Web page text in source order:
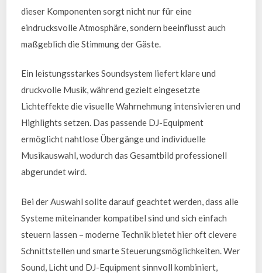
dieser Komponenten sorgt nicht nur für eine
eindrucksvolle Atmosphäre, sondern beeinflusst auch
maßgeblich die Stimmung der Gäste.
Ein leistungsstarkes Soundsystem liefert klare und
druckvolle Musik, während gezielt eingesetzte
Lichteffekte die visuelle Wahrnehmung intensivieren und
Highlights setzen. Das passende DJ-Equipment
ermöglicht nahtlose Übergänge und individuelle
Musikauswahl, wodurch das Gesamtbild professionell
abgerundet wird.
Bei der Auswahl sollte darauf geachtet werden, dass alle
Systeme miteinander kompatibel sind und sich einfach
steuern lassen – moderne Technik bietet hier oft clevere
Schnittstellen und smarte Steuerungsmöglichkeiten. Wer
Sound, Licht und DJ-Equipment sinnvoll kombiniert,